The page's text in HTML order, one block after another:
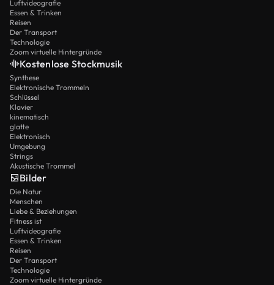
Luftvideografie
Essen & Trinken
Reisen
Der Transport
Technologie
Zoom virtuelle Hintergründe
Kostenlose Stockmusik
Synthese
Elektronische Trommeln
Schlüssel
Klavier
kinematisch
glatte
Elektronisch
Umgebung
Strings
Akustische Trommel
Bilder
Die Natur
Menschen
Liebe & Beziehungen
Fitness ist
Luftvideografie
Essen & Trinken
Reisen
Der Transport
Technologie
Zoom virtuelle Hintergründe